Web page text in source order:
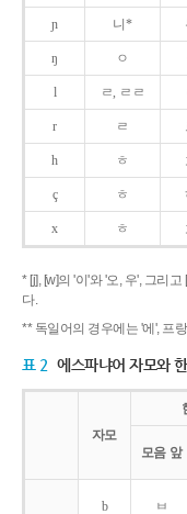
ɲ 니*
ŋ ㅇ
l ㄹ, ㄹㄹ
r ㄹ
h ㅎ
ç ㅎ
x ㅎ
* [j], [w]의 '이'와 '오, 우', 그리
다.
** 독일어의 경우에는 '에', 프
표 2 에스파냐어 자모와
자모
모음 앞
b ㅂ